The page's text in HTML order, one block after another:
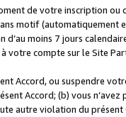
de votre inscription
motif (automatiquement
d’au moins 7 jours
votre compte sur le Site
Accord, ou suspendre
Accord; (b) vous
autre violation du